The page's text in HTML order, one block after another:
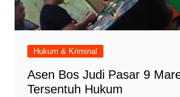
Hukum & Kriminal
Asen Bos Judi Pasar 9
Tersentuh Hukum